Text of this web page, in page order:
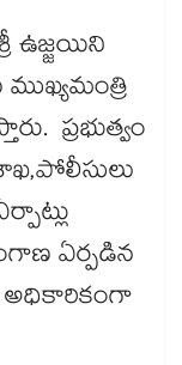
ఉజ్జయిని
ప్రభుత్వం
ఏర్పడిన
అధికారికంగా